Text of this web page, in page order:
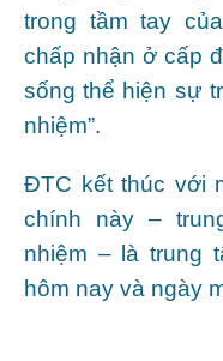
trong tầm tay
chấp nhận ở cấp
sống thể hiện sự
nhiệm”.
ĐTC kết thúc với
chính này –
nhiệm – là trung
hôm nay và ngày